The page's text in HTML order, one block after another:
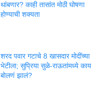
थांबणार? काही तासांत मोठी घोषणा
होण्याची शक्यता
शरद पवार गटाचे 8 खासदार मोदींच्या
भेटीला; सुप्रिया सुळे-राऊतांमध्ये काय
बोलणं झालं?